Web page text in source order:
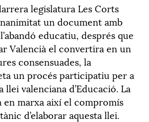
legislatura Les Corts
un document amb
educatiu, després que
Valencià el convertira en un
consensuades, la
un procés participatiu per a
llei valenciana d’Educació. La
en marxa així el compromís
d’elaborar aquesta llei.